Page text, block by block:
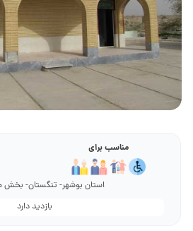
مناسب برای
استان بوشهر- تنگستان- بخش
بازدید دارد